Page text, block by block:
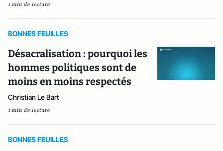
1 min de lecture
BONNES FEUILLES
Désacralisation : pourquoi les
hommes politiques sont de
moins en moins respectés
Christian Le Bart
1 min de lecture
BONNES FEUILLES